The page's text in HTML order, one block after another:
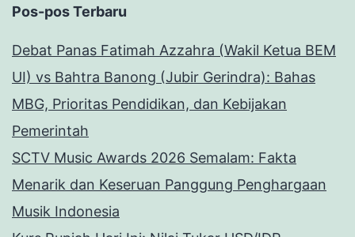
Pos-pos Terbaru
Debat Panas Fatimah Azzahra (Wakil Ketua BEM
UI) vs Bahtra Banong (Jubir Gerindra): Bahas
MBG, Prioritas Pendidikan, dan Kebijakan
Pemerintah
SCTV Music Awards 2026 Semalam: Fakta
Menarik dan Keseruan Panggung Penghargaan
Musik Indonesia